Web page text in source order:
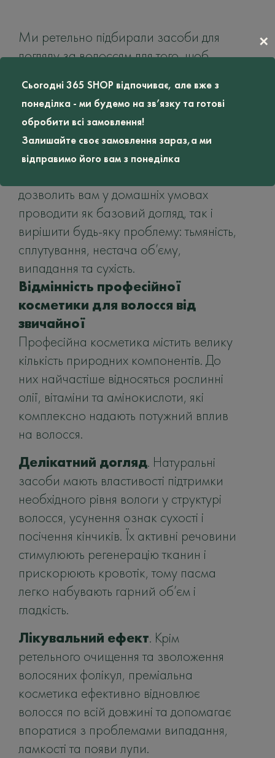
Сьогодні 365 SHOP відпочиває, але вже з
понеділка - ми будемо на зв’язку та готові
обробити всі замовлення!
Залишайте своє замовлення зараз,а ми
відправимо його вам з понеділка
✕
Ми ретельно підбирали засоби для
догляду за волоссям для того, щоб
тільки сяючим і живим, але і здоровим.
Тому весь асортимент 365Shop
представлений брендами преміум-
класу.
дозволить вам у домашніх умовах
проводити як базовий догляд, так і
вирішити будь-яку проблему: тьмяність,
сплутування, нестача об’єму,
випадання та сухість.
Відмінність професійної
косметики для волосся від
звичайної
Професійна косметика містить велику
кількість природних компонентів. До
них найчастіше відносяться рослинні
олії, вітаміни та амінокислоти, які
комплексно надають потужний вплив
на волосся.
Делікатний догляд. Натуральні
засоби мають властивості підтримки
необхідного рівня вологи у структурі
волосся, усунення ознак сухості і
посічення кінчиків. Їх активні речовини
стимулюють регенерацію тканин і
прискорюють кровотік, тому пасма
легко набувають гарний об’єм і
гладкість.
Лікувальний ефект. Крім
ретельного очищення та зволоження
волосяних фолікул, преміальна
косметика ефективно відновлює
волосся по всій довжині та допомагає
впоратися з проблемами випадання,
ламкості та появи лупи.